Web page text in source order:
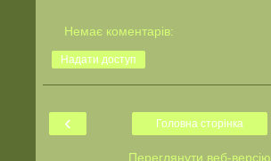
Немає коментарів:
Надати доступ
‹ Головна сторінка
Переглянути веб-версію